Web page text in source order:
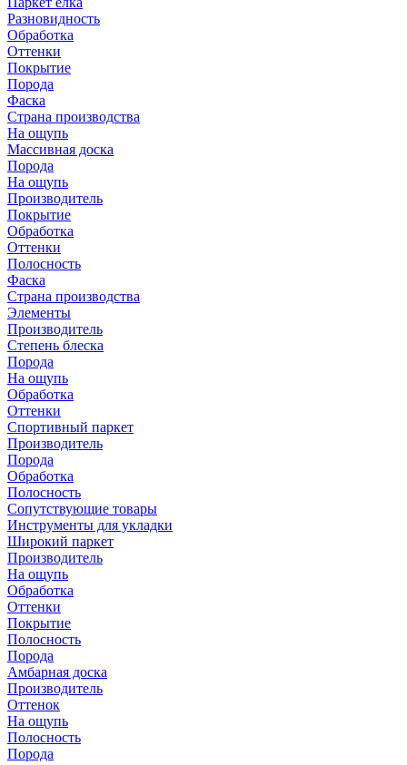
Разновидность
Обработка
Оттенки
Покрытие
Порода
Фаска
Страна производства
На ощупь
Массивная доска
Порода
На ощупь
Производитель
Покрытие
Обработка
Оттенки
Полосность
Фаска
Страна производства
Элементы
Производитель
Степень блеска
Порода
На ощупь
Обработка
Оттенки
Спортивный паркет
Производитель
Порода
Обработка
Полосность
Сопутствующие товары
Инструменты для укладки
Широкий паркет
Производитель
На ощупь
Обработка
Оттенки
Покрытие
Полосность
Порода
Амбарная доска
Производитель
Оттенок
На ощупь
Полосность
Порода